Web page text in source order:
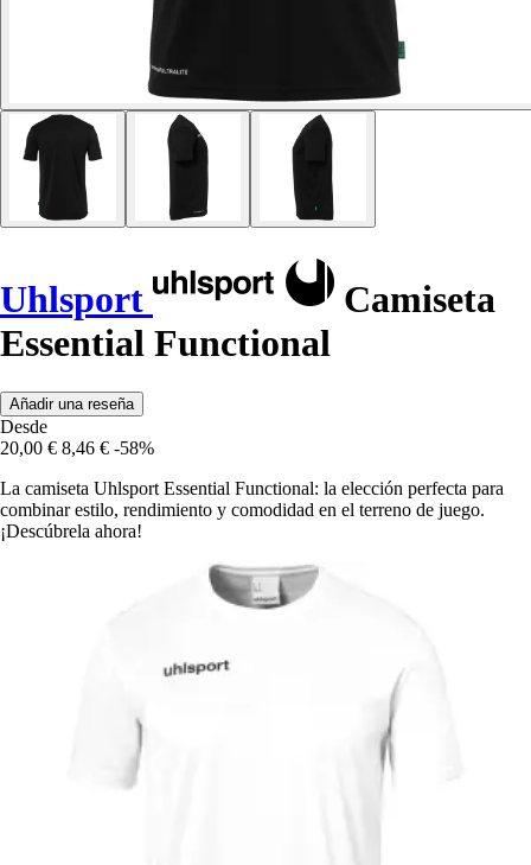
Uhlsport
Camiseta
Essential Functional
Añadir una reseña
Desde
20,00 € 8,46 € -58%
La camiseta Uhlsport Essential Functional: la elección perfecta para
combinar estilo, rendimiento y comodidad en el terreno de juego.
¡Descúbrela ahora!